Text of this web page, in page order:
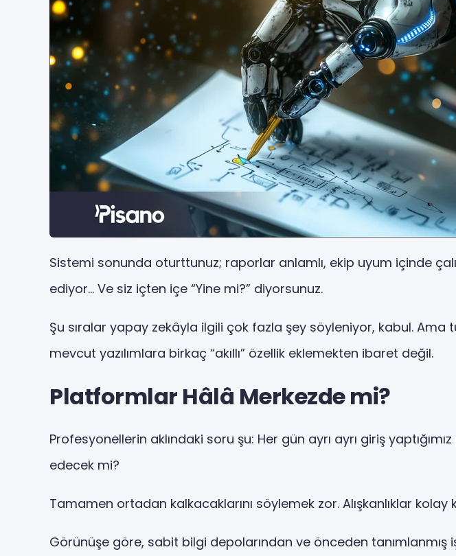
Sistemi sonunda oturttunuz; raporlar anlamlı, ekip uyum içinde
ediyor… Ve siz içten içe “Yine mi?” diyorsunuz.
Şu sıralar yapay zekâyla ilgili çok fazla şey söyleniyor, kabul.
mevcut yazılımlara birkaç “akıllı” özellik eklemekten ibaret değil.
Platformlar Hâlâ Merkezde mi?
Profesyonellerin aklındaki soru şu: Her gün ayrı ayrı giriş
edecek mi?
Tamamen ortadan kalkacaklarını söylemek zor. Alışkanlıklar
Görünüşe göre, sabit bilgi depolarından ve önceden tanımlanmış